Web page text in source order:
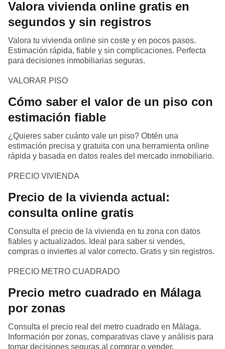
Valora vivienda online gratis en
segundos y sin registros
Valora tu vivienda online sin coste y en pocos pasos.
Estimación rápida, fiable y sin complicaciones. Perfecta
para decisiones inmobiliarias seguras.
VALORAR PISO
Cómo saber el valor de un piso con
estimación fiable
¿Quieres saber cuánto vale un piso? Obtén una
estimación precisa y gratuita con una herramienta online
rápida y basada en datos reales del mercado inmobiliario.
PRECIO VIVIENDA
Precio de la vivienda actual:
consulta online gratis
Consulta el precio de la vivienda en tu zona con datos
fiables y actualizados. Ideal para saber si vendes,
compras o inviertes al valor correcto. Gratis y sin registros.
PRECIO METRO CUADRADO
Precio metro cuadrado en Málaga
por zonas
Consulta el precio real del metro cuadrado en Málaga.
Información por zonas, comparativas clave y análisis para
tomar decisiones seguras al comprar o vender.